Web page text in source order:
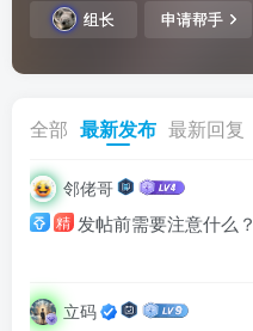
组长 申请帮手
全部 最新发布 最新回复
邻佬哥
精 发帖前需要注意什么？
立码